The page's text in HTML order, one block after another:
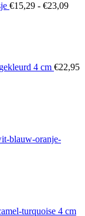
€15,29 - €23,09
4 cm €22,95
blauw-oranje-
turquoise 4 cm